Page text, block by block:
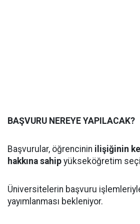
BAŞVURU NEREYE YAPILACAK?
Başvurular, öğrencinin ilişiğinin
hakkına sahip yükseköğretim
Üniversitelerin başvuru
yayımlanması bekleniyor.